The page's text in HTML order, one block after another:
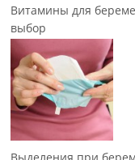
Витамины для
выбор